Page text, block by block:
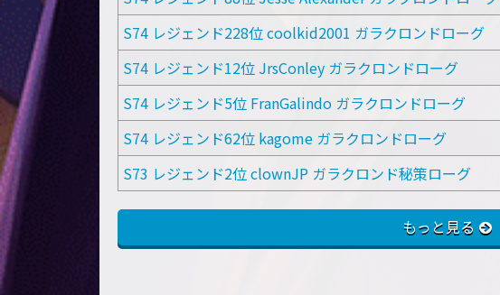
S74 レジェンド228位 coolkid2001 ガラクロンドローグ
S74 レジェンド12位 JrsConley ガラクロンドローグ
S74 レジェンド5位 FranGalindo ガラクロンドローグ
S74 レジェンド62位 kagome ガラクロンドローグ
S73 レジェンド2位 clownJP ガラクロンド秘策ローグ
もっと見る